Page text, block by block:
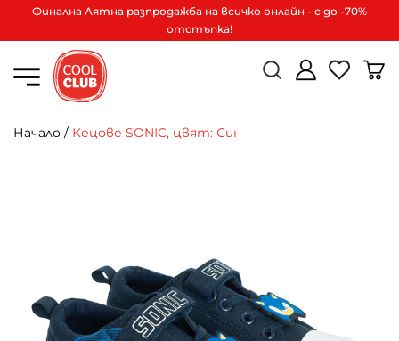
Финална Лятна разпродажба на всичко онлайн - с до -70%
отстъпка!
Начало / Кецове SONIC, цвят: Син